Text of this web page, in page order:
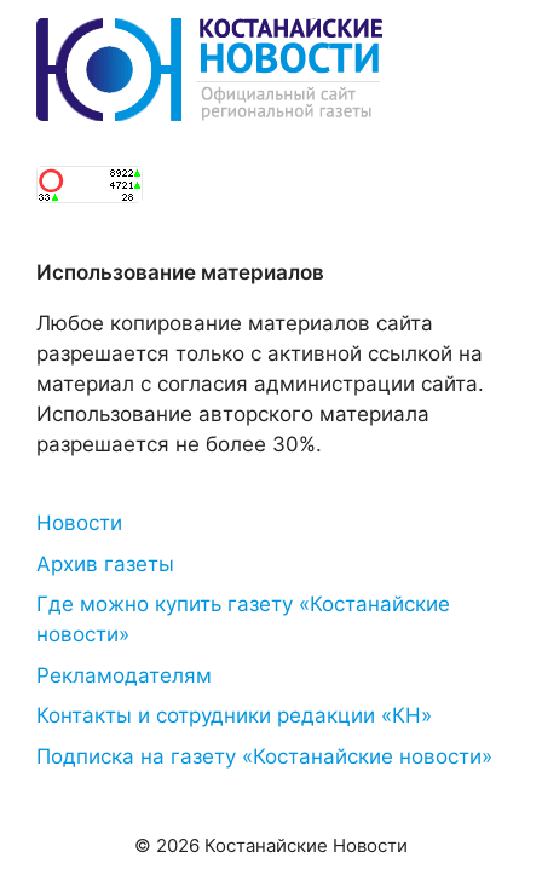
Использование материалов
Любое копирование материалов сайта
разрешается только с активной ссылкой на
материал с согласия администрации сайта.
Использование авторского материала
разрешается не более 30%.
Новости
Архив газеты
Где можно купить газету «Костанайские
новости»
Рекламодателям
Контакты и сотрудники редакции «КН»
Подписка на газету «Костанайские новости»
© 2026 Костанайские Новости